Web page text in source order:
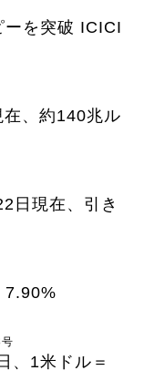
ーを突破 ICICI
、約140兆ル
日現在、引き
7.90%
号
、1米ドル＝